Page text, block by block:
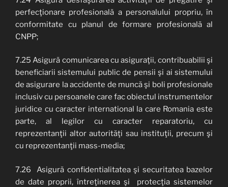
perfecţionare profesională a personalului propriu, în
conformitate cu planul de formare profesională al
CNPP;
7.25 Asigură comunicarea cu asiguraţii, contribuabilii şi
beneficiarii sistemului public de pensii şi ai sistemului
de asigurare la accidente de muncă şi boli profesionale
inclusiv cu persoanele care fac obiectul instrumentelor
juridice cu caracter international la care Romania este
parte, al legilor cu caracter reparatoriu, cu
reprezentanţii altor autorităţi sau instituţii, precum şi
cu reprezentanţii mass-media;
7.26 Asigură confidentialitatea şi securitatea bazelor
de date proprii, întreţinerea şi protecţia sistemelor